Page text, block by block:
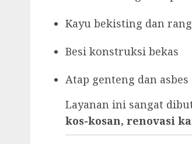
Kayu bekisting dan
Besi konstruksi bekas
Atap genteng dan asbes
Layanan ini sangat
kos-kosan, renovasi